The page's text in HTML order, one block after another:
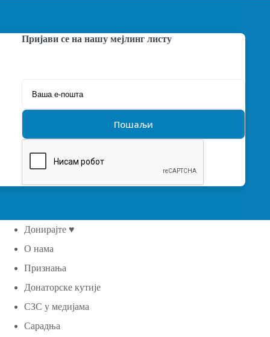
Пријави се на нашу мејлинг листу
Донирајте ♥
О нама
Признања
Донаторске кутије
СЗС у медијама
Сарадња